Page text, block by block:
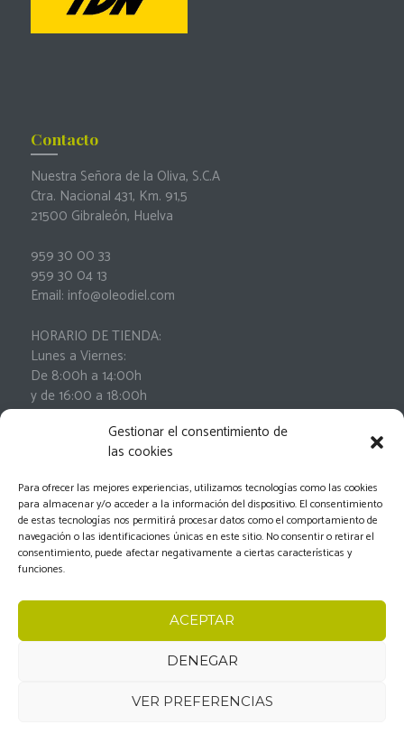
Gestionar el consentimiento de
las cookies
Para ofrecer las mejores experiencias, utilizamos tecnologías como las cookies
para almacenar y/o acceder a la información del dispositivo. El consentimiento
de estas tecnologías nos permitirá procesar datos como el comportamiento de
navegación o las identificaciones únicas en este sitio. No consentir o retirar el
consentimiento, puede afectar negativamente a ciertas características y
funciones.
ACEPTAR
DENEGAR
VER PREFERENCIAS
Contacto
Nuestra Señora de la Oliva, S.C.A
Ctra. Nacional 431, Km. 91,5
21500 Gibraleón, Huelva
959 30 00 33
959 30 04 13
Email: info@oleodiel.com
HORARIO DE TIENDA:
Lunes a Viernes:
De 8:00h a 14:00h
y de 16:00 a 18:00h
Sábados:
De 9:00h a 13:00h
Oleodiel © 2026.Aviso Legal-Política de privacidad-
Condiciones generales de
contratación-Documento de desistimiento